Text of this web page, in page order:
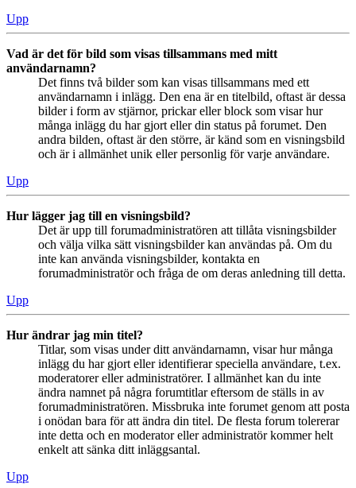
Upp
Vad är det för bild som visas tillsammans med mitt
användarnamn?
Det finns två bilder som kan visas tillsammans med ett
användarnamn i inlägg. Den ena är en titelbild, oftast är dessa
bilder i form av stjärnor, prickar eller block som visar hur
många inlägg du har gjort eller din status på forumet. Den
andra bilden, oftast är den större, är känd som en visningsbild
och är i allmänhet unik eller personlig för varje användare.
Upp
Hur lägger jag till en visningsbild?
Det är upp till forumadministratören att tillåta visningsbilder
och välja vilka sätt visningsbilder kan användas på. Om du
inte kan använda visningsbilder, kontakta en
forumadministratör och fråga de om deras anledning till detta.
Upp
Hur ändrar jag min titel?
Titlar, som visas under ditt användarnamn, visar hur många
inlägg du har gjort eller identifierar speciella användare, t.ex.
moderatorer eller administratörer. I allmänhet kan du inte
ändra namnet på några forumtitlar eftersom de ställs in av
forumadministratören. Missbruka inte forumet genom att posta
i onödan bara för att ändra din titel. De flesta forum tolererar
inte detta och en moderator eller administratör kommer helt
enkelt att sänka ditt inläggsantal.
Upp